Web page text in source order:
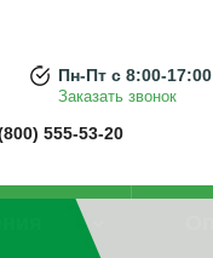
555-53-20
Пн-Пт с 8:00-17:00
Заказать звонок